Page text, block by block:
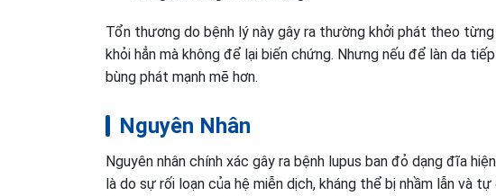
Tổn thương do bệnh lý này gây ra thường khởi phát theo
khỏi hẳn mà không để lại biến chứng. Nhưng nếu để làn da
bùng phát mạnh mẽ hơn.
Nguyên Nhân
Nguyên nhân chính xác gây ra bệnh lupus ban đỏ dạng đĩa
là do sự rối loạn của hệ miễn dịch, kháng thể bị nhầm lẫn và